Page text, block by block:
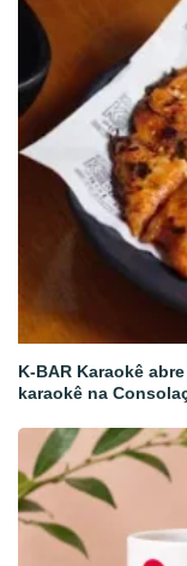
K-BAR Karaokê
karaokê na